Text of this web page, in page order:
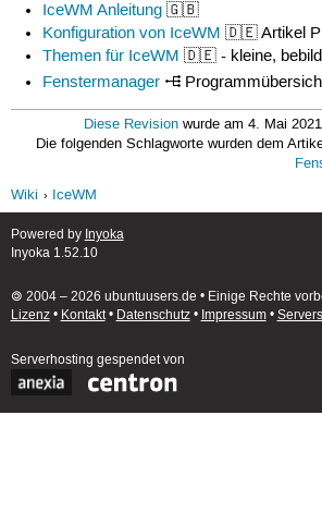
IceWM Anleitung 🇬🇧
Konfiguration von IceWM 🇩🇪 Artikel
Themen für IceWM 🇩🇪 - kleine,
Fenstermanager
Diese Revision wurde am 4. Mai
Die folgenden Schlagworte wurden dem
Wiki
IceWM
Powered by Inyoka
Inyoka 1.52.10
🄯 2004 – 2026 ubuntuusers.de • Einige Rechte
Lizenz• Kontakt• Datenschutz• Impressum•
Serverhosting gespendet von